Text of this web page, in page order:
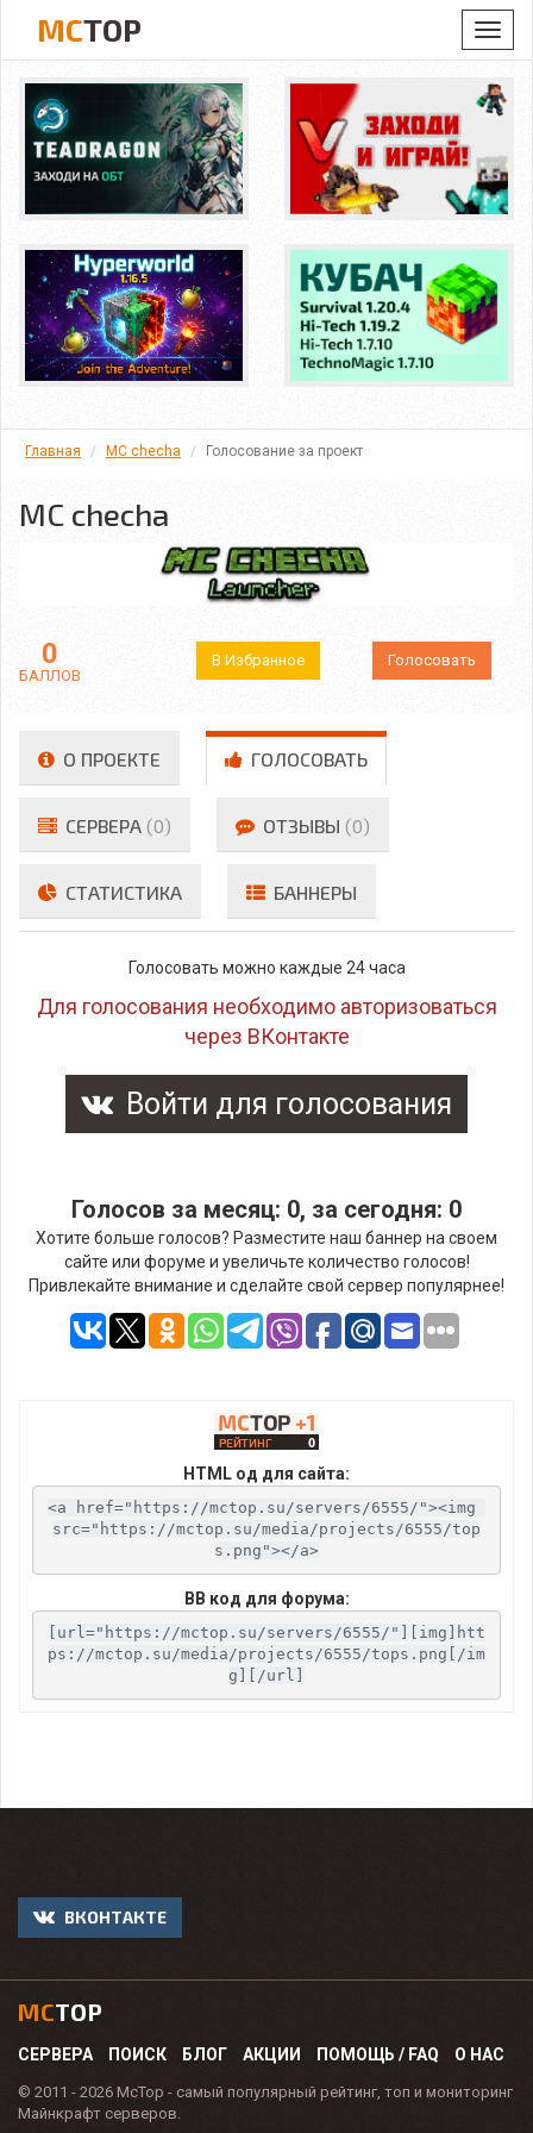
MCTOP
Главная MC checha Голосование за проект
MC checha
0
БАЛЛОВ
В Избранное Голосовать
О ПРОЕКТЕ ГОЛОСОВАТЬ
СЕРВЕРА (0) ОТЗЫВЫ (0)
СТАТИСТИКА БАННЕРЫ
Голосовать можно каждые 24 часа
Для голосования необходимо авторизоваться
через ВКонтакте
Войти для голосования
Голосов за месяц: 0, за сегодня: 0
Хотите больше голосов? Разместите наш баннер на своем
сайте или форуме и увеличьте количество голосов!
Привлекайте внимание и сделайте свой сервер популярнее!
HTML од для сайта:
<a href="https://mctop.su/servers/6555/"><img
src="https://mctop.su/media/projects/6555/top
s.png"></a>
BB код для форума:
[url="https://mctop.su/servers/6555/"][img]htt
ps://mctop.su/media/projects/6555/tops.png[/im
g][/url]
ВКОНТАКТЕ
MCTOP
СЕРВЕРА ПОИСК БЛОГ АКЦИИ ПОМОЩЬ / FAQ О НАС
© 2011 - 2026 McTop - самый популярный рейтинг, топ и мониторинг
Майнкрафт серверов.